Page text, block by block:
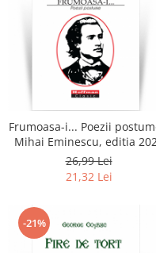
Frumoasa-i... Poezii
Mihai Eminescu, editia
26,99 Lei
21,32 Lei
-21%